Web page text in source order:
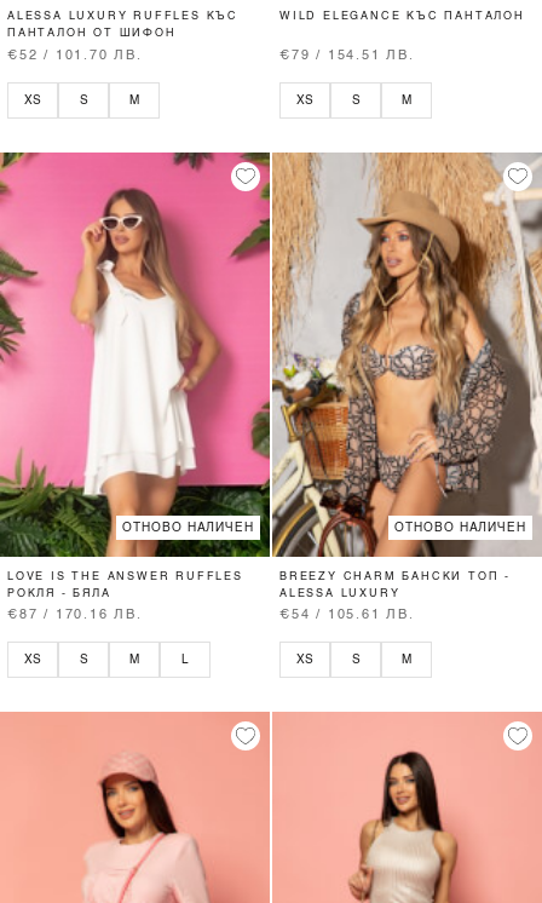
ALESSA LUXURY RUFFLES КЪС
ПАНТАЛОН ОТ ШИФОН
€52 / 101.70 ЛВ.
XS S M
WILD ELEGANCE КЪС ПАНТАЛОН
€79 / 154.51 ЛВ.
XS S M
ОТНОВО НАЛИЧЕН
LOVE IS THE ANSWER RUFFLES
РОКЛЯ - БЯЛА
€87 / 170.16 ЛВ.
XS S M L
ОТНОВО НАЛИЧЕН
BREEZY CHARM БАНСКИ ТОП -
ALESSA LUXURY
€54 / 105.61 ЛВ.
XS S M